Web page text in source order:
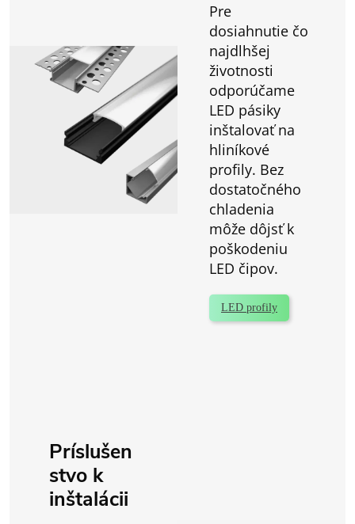
Pre
dosiahnutie čo
najdlhšej
životnosti
odporúčame
LED pásiky
inštalovať na
hliníkové
profily. Bez
dostatočného
chladenia
môže dôjsť k
poškodeniu
LED čipov.
LED profily
Príslušen
stvo k
inštalácii